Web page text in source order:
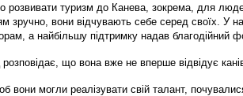
туризм до Канева, зокрема, для
зручно, вони відчувають себе серед своїх. У
а найбільшу підтримку надав благодійний
що вона вже не вперше відвідує
могли реалізувати свій талант,